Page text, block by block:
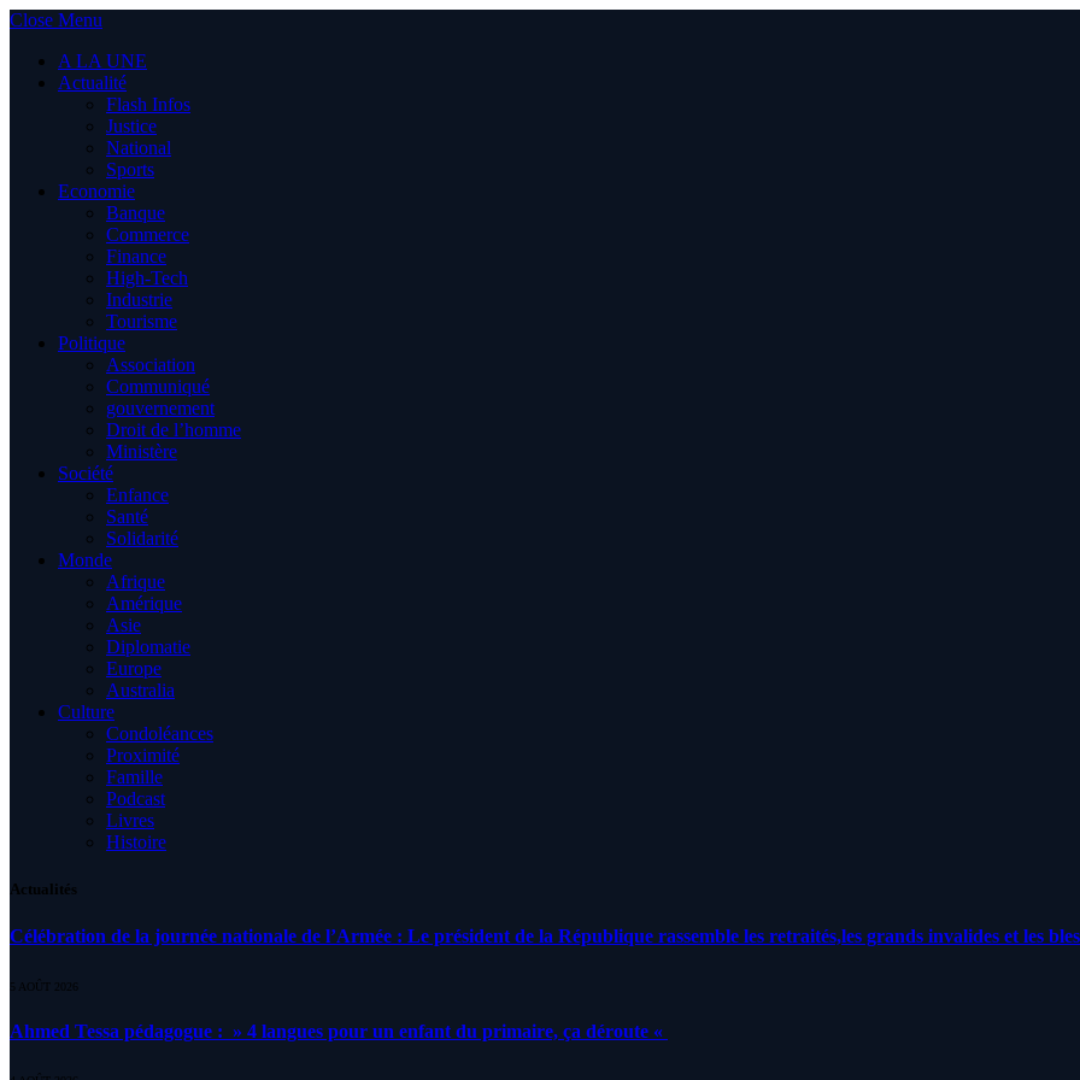
Close Menu
A LA UNE
Actualité
Flash Infos
Justice
National
Sports
Economie
Banque
Commerce
Finance
High-Tech
Industrie
Tourisme
Politique
Association
Communiqué
gouvernement
Droit de l’homme
Ministère
Société
Enfance
Santé
Solidarité
Monde
Afrique
Amérique
Asie
Diplomatie
Europe
Australia
Culture
Condoléances
Proximité
Famille
Podcast
Livres
Histoire
Actualités
Célébration de la journée nationale de l’Armée : Le président de la République rassemble les retraités,les grands invalides et les
5 AOÛT 2026
Ahmed Tessa pédagogue : » 4 langues pour un enfant du primaire, ça déroute «